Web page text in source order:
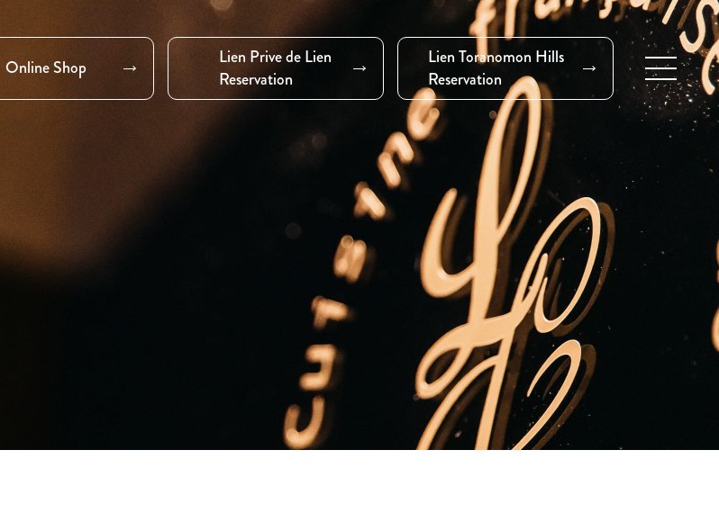
Online Shop
Lien Prive de Lien
Reservation
Lien Toranomon Hills
Reservation